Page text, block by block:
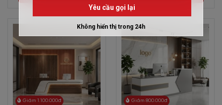
Giảm 1.100.000đ Giảm 800.000đ